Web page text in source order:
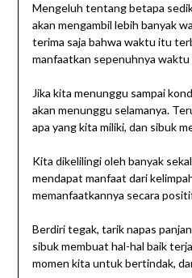
Mengeluh tentang betapa
akan mengambil lebih banyak
terima saja bahwa waktu itu
manfaatkan sepenuhnya
Jika kita menunggu sampai
akan menunggu selamanya.
apa yang kita miliki, dan sibuk
Kita dikelilingi oleh banyak
mendapat manfaat dari
memanfaatkannya secara
Berdiri tegak, tarik napas
sibuk membuat hal-hal baik
momen kita untuk bertindak,